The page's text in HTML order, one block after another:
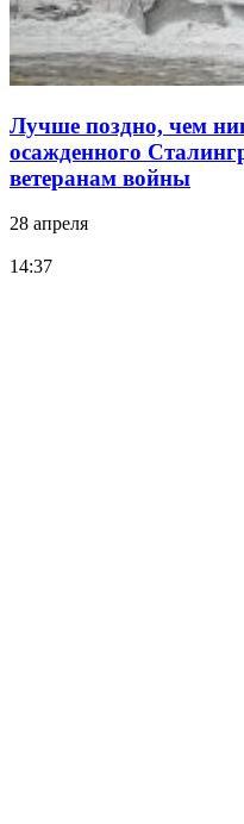
Лучше поздно, чем
осажденного
ветеранам войны
28 апреля
14:37